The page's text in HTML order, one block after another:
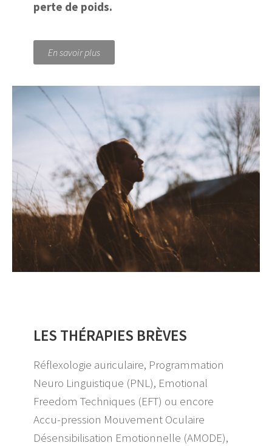
perte de poids.
En savoir plus
LES THÉRAPIES BRÈVES
Réflexologie auriculaire, Programmation
Neuro Linguistique (PNL), Emotional
Freedom Techniques (EFT) ou encore
Accu-pression Mouvement Oculaire
Désensibilisation Emotionnelle (AMODE),